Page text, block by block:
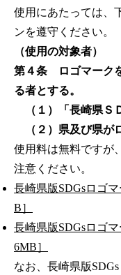
使用にあたっては、
ンを遵守ください。
（使用の対象者）
第４条 ロゴマーク
る者とする。
（１）「長崎県Ｓ
（２）県及び県が
使用料は無料ですが
注意ください。
長崎県版SDGsロゴ
B］
長崎県版SDGsロゴ
6MB］
なお、長崎県版